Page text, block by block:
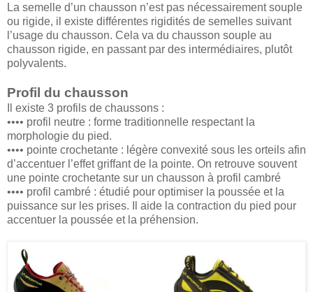
La semelle d’un chausson n’est pas nécessairement souple
ou rigide, il existe différentes rigidités de semelles suivant
l’usage du chausson. Cela va du chausson souple au
chausson rigide, en passant par des intermédiaires, plutôt
polyvalents.
Profil du chausson
Il existe 3 profils de chaussons :
•••• profil neutre : forme traditionnelle respectant la
morphologie du pied.
•••• pointe crochetante : légère convexité sous les orteils afin
d’accentuer l’effet griffant de la pointe. On retrouve souvent
une pointe crochetante sur un chausson à profil cambré
•••• profil cambré : étudié pour optimiser la poussée et la
puissance sur les prises. Il aide la contraction du pied pour
accentuer la poussée et la préhension.